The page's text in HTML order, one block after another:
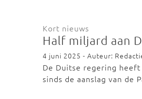
Kort nieuws
Half miljard aan
4 juni 2025 - Auteur:
De Duitse regering
sinds de aanslag van de